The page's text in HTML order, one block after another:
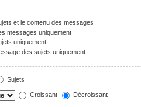
et le contenu des messages
messages uniquement
uniquement
des sujets uniquement
Sujets
Croissant Décroissant